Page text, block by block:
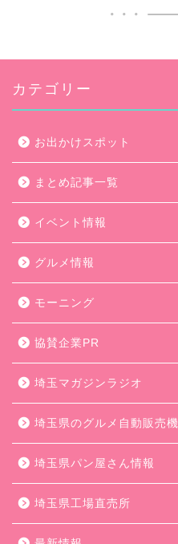
カテゴリー
お出かけスポット
まとめ記事一覧
イベント情報
グルメ情報
モーニング
協賛企業PR
埼玉マガジンラジオ
埼玉県のグルメ自動販売機
埼玉県パン屋さん情報
埼玉県工場直売所